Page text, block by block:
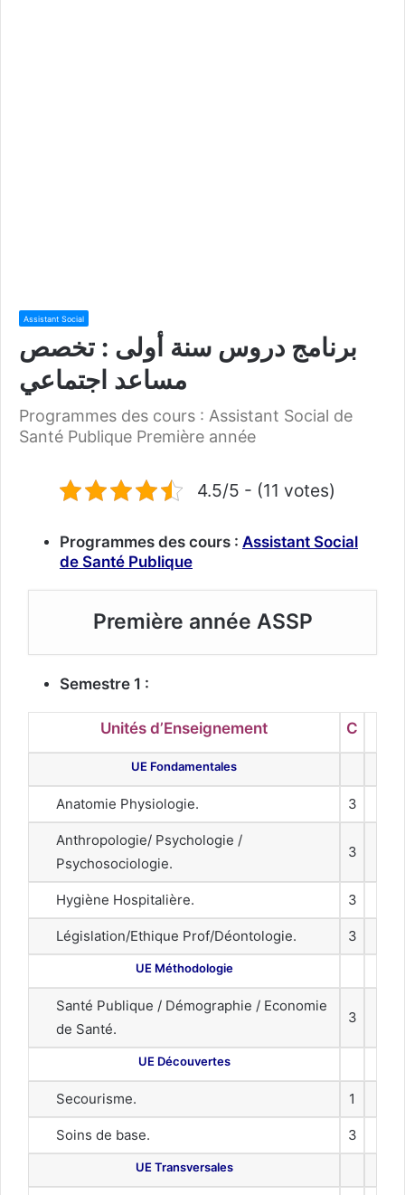
Assistant Social
برنامج دروس سنة أولى : تخصص
مساعد اجتماعي
Programmes des cours : Assistant Social de
Santé Publique Première année
4.5/5 - (11 votes)
Programmes des cours : Assistant Social
de Santé Publique
Première année ASSP
Semestre 1 :
Unités d’Enseignement C
UE Fondamentales
Anatomie Physiologie. 3
Anthropologie/ Psychologie /
Psychosociologie.
3
Hygiène Hospitalière. 3
Législation/Ethique Prof/Déontologie. 3
UE Méthodologie
Santé Publique / Démographie / Economie
de Santé.
3
UE Découvertes
Secourisme. 1
Soins de base. 3
UE Transversales